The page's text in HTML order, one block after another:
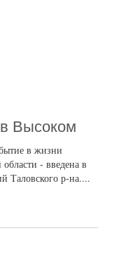
Высоком
в жизни
- введена в
Таловского р-на....